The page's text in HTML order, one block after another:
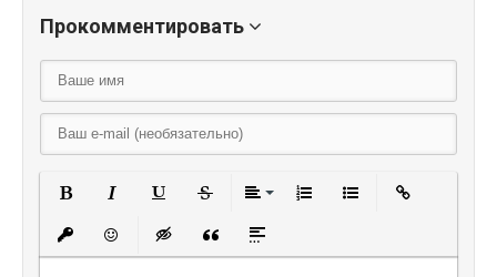
Прокомментировать
Вставить защищенную ссылку
Вставить смайлик
Вставка скрытого текста
Вставка цитаты
Вставка спойлера